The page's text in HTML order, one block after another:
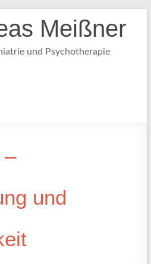
Meißner
und Psychotherapie
–
und